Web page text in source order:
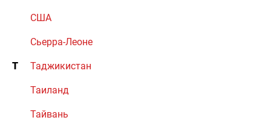
США
Сьерра-Леоне
Т Таджикистан
Таиланд
Тайвань